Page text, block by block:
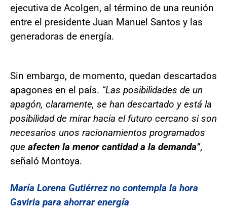
ejecutiva de Acolgen, al término de una reunión
entre el presidente Juan Manuel Santos y las
generadoras de energía.
Sin embargo, de momento, quedan descartados
apagones en el país. “Las posibilidades de un
apagón, claramente, se han descartado y está la
posibilidad de mirar hacia el futuro cercano si son
necesarios unos racionamientos programados
que afecten la menor cantidad a la demanda”,
señaló Montoya.
María Lorena Gutiérrez no contempla la hora
Gaviria para ahorrar energía